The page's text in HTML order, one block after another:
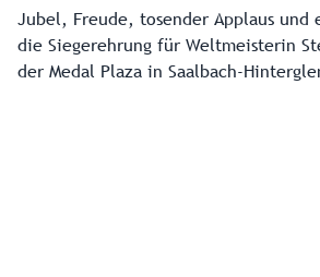
Jubel, Freude, tosender Applaus und
die Siegerehrung für Weltmeisterin
der Medal Plaza in Saalbach-